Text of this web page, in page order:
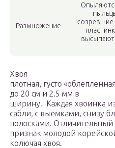
Размножение
созревшие
Хвоя
плотная, густо
до 20 см и 2.5 мм в
ширину. Каждая хвоинка
сабли, с выемками, снизу
полосками. Отличительный
признак молодой
колючая хвоя.